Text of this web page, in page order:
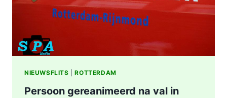
NIEUWSFLITS |ROTTERDAM
Persoon gereanimeerd na val in